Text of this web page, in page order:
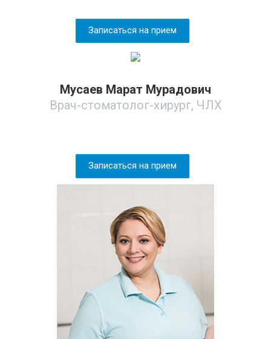
Записаться на прием
Мусаев Марат Мурадович
Врач-стоматолог-хирург, ЧЛХ
Записаться на прием